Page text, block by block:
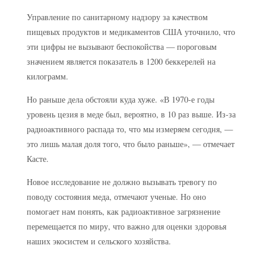
Управление по санитарному надзору за качеством
пищевых продуктов и медикаментов США уточнило, что
эти цифры не вызывают беспокойства — пороговым
значением является показатель в 1200 беккерелей на
килограмм.
Но раньше дела обстояли куда хуже. «В 1970-е годы
уровень цезия в меде был, вероятно, в 10 раз выше. Из-за
радиоактивного распада то, что мы измеряем сегодня, —
это лишь малая доля того, что было раньше», — отмечает
Касте.
Новое исследование не должно вызывать тревогу по
поводу состояния меда, отмечают ученые. Но оно
помогает нам понять, как радиоактивное загрязнение
перемещается по миру, что важно для оценки здоровья
наших экосистем и сельского хозяйства.